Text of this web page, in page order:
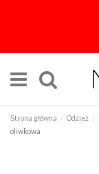
Strona główna Odzież
oliwkowa